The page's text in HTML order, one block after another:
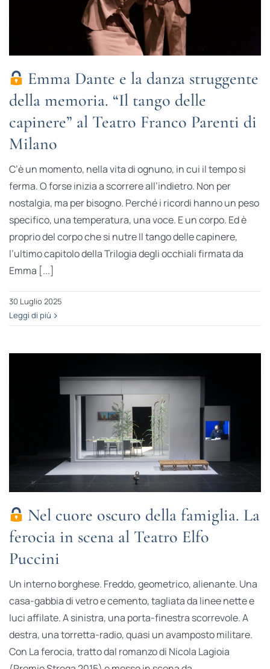
Emma Dante e la danza struggente
della memoria. “Il tango delle
capinere” al Teatro Franco Parenti di
Milano
C’è un momento, nella vita di ognuno, in cui il tempo si
ferma. O forse inizia a scorrere all’indietro. Non per
nostalgia, ma per bisogno. Perché i ricordi hanno un peso
specifico, una temperatura, una voce. E un corpo. Ed è
proprio del corpo che si nutre Il tango delle capinere,
l’ultimo capitolo della Trilogia degli occhiali firmata da
Emma [...]
30 Luglio 2025
Leggi di più
Nel cuore oscuro della famiglia. La
ferocia in scena al Teatro Elfo
Puccini
Un interno borghese. Freddo, geometrico, alienante. Una
casa-gabbia di vetro e cemento, tagliata da linee nette e
luci affilate. A sinistra, una porta-finestra scorrevole. A
destra, una torretta-radio, quasi un avamposto militare.
Con La ferocia, tratto dal romanzo di Nicola Lagioia